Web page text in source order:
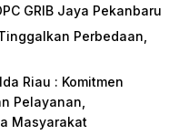
GRIB Jaya Pekanbaru
Perbedaan,
Riau : Komitmen
Pelayanan,
Masyarakat